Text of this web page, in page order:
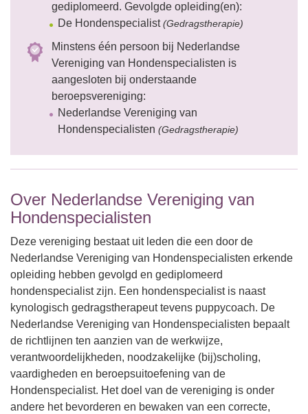
gediplomeerd. Gevolgde opleiding(en):
De Hondenspecialist(Gedragstherapie)
Minstens één persoon bij Nederlandse
Vereniging van Hondenspecialisten is
aangesloten bij onderstaande
beroepsvereniging:
Nederlandse Vereniging van
Hondenspecialisten (Gedragstherapie)
Over Nederlandse Vereniging van
Hondenspecialisten
Deze vereniging bestaat uit leden die een door de
Nederlandse Vereniging van Hondenspecialisten erkende
opleiding hebben gevolgd en gediplomeerd
hondenspecialist zijn. Een hondenspecialist is naast
kynologisch gedragstherapeut tevens puppycoach. De
Nederlandse Vereniging van Hondenspecialisten bepaalt
de richtlijnen ten aanzien van de werkwijze,
verantwoordelijkheden, noodzakelijke (bij)scholing,
vaardigheden en beroepsuitoefening van de
Hondenspecialist. Het doel van de vereniging is onder
andere het bevorderen en bewaken van een correcte,